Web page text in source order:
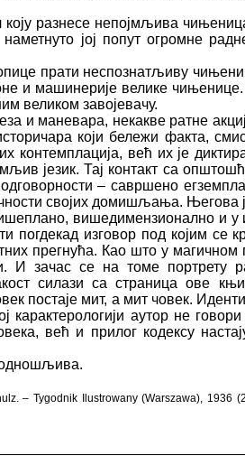
коју разнесе непојмљива
наметнуто јој попут огромне
прати неспознатљиву
и машинерије велике
великом завојевачу.
и маневара, некакве ратне
који бележи факта,
контемплација, већ их је
језик. Тај контакт са
– савршено
својих домишљања. Његова
вишедимензионално и у
изговор под којим се
прегнућа. Као што у магичном
И зачас се на томе
силази са страница ове
постаје мит, а мит човек.
карактерологији аутор не
већ и прилог кодексу
– Tygodnik Ilustrowany (Warszawa), 1936